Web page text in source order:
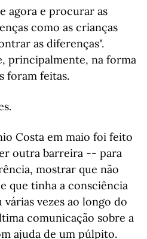
agora e procurar as
como as crianças
as diferenças".
principalmente, na forma
foram feitas.
Costa em maio foi feito
outra barreira -- para
mostrar que não
que tinha a consciência
vezes ao longo do
comunicação sobre a
ajuda de um púlpito.